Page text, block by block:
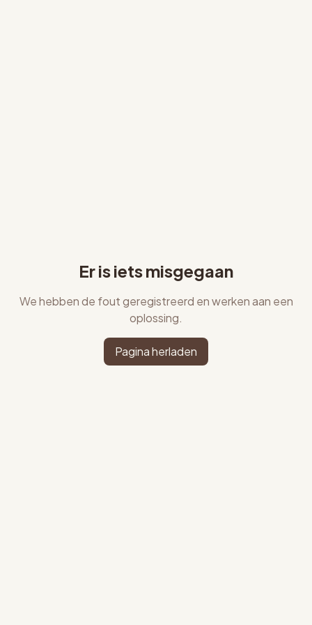
Er is iets misgegaan
We hebben de fout geregistreerd en werken aan een
oplossing.
Pagina herladen